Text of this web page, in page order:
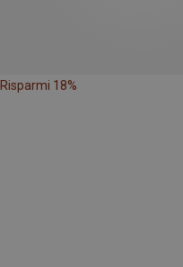
Risparmi 18%